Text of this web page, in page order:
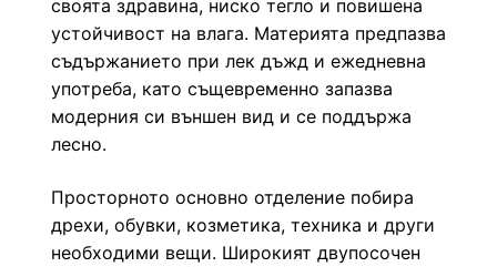
своята здравина, ниско тегло и повишена
устойчивост на влага. Материята предпазва
съдържанието при лек дъжд и ежедневна
употреба, като същевременно запазва
модерния си външен вид и се поддържа
лесно.
Просторното основно отделение побира
дрехи, обувки, козметика, техника и други
необходими вещи. Широкият двупосочен